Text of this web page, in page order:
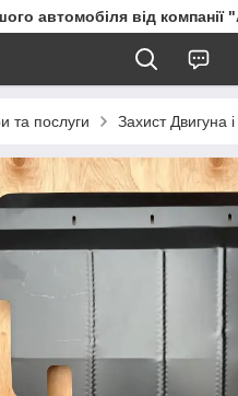
автомобіля від компанії
та послуги Захист Двигуна